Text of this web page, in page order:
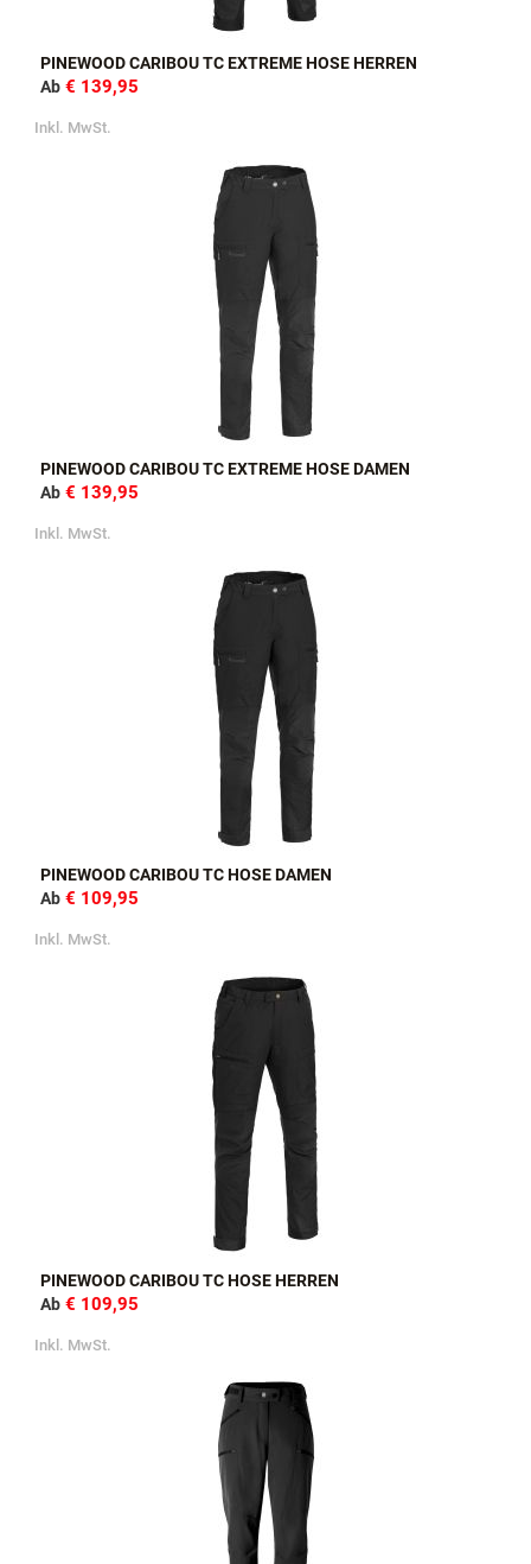
PINEWOOD CARIBOU TC EXTREME HOSE HERREN
Ab € 139,95
Inkl. MwSt.
PINEWOOD CARIBOU TC EXTREME HOSE DAMEN
Ab € 139,95
Inkl. MwSt.
PINEWOOD CARIBOU TC HOSE DAMEN
Ab € 109,95
Inkl. MwSt.
PINEWOOD CARIBOU TC HOSE HERREN
Ab € 109,95
Inkl. MwSt.